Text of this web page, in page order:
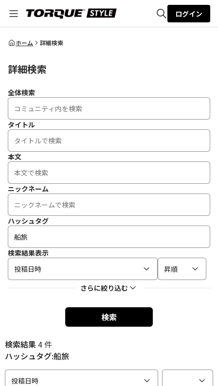
全体検索
ログイン
ホーム 詳細検索
詳細検索
全体検索
タイトル
本文
ニックネーム
ハッシュタグ
検索結果表示
投稿日時
昇順
さらに絞り込む
検索
検索結果4 件
ハッシュタグ:船旅
投稿日時